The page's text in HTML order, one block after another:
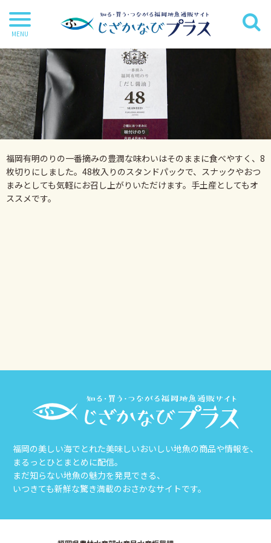
干物
丸魚
切り身
茶漬け・炊き込み等
鍋・麺類
海苔
福岡有明のりの一番摘みの豊潤な味わいはそのままに食べやすく、8
枚切りにしました。48枚入りのスタンドパックで、スナックやおつ
まみとしても気軽にお召し上がりいただけます。手土産としてもオ
ススメです。
福岡の美しい海でとれた美味しいおいしい地魚の商品や情報を、
まるっとひとまとめに配信。
まだ知らない地魚の魅力を発見できる、
いつきても新鮮な驚き満載のおさかなサイトです。